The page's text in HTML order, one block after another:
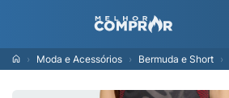
Moda e Acessórios Bermuda e Short